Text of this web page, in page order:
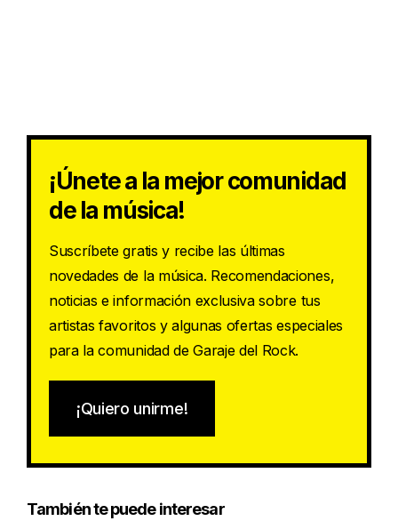
¡Únete a la mejor comunidad
de la música!
Suscríbete gratis y recibe las últimas
novedades de la música. Recomendaciones,
noticias e información exclusiva sobre tus
artistas favoritos y algunas ofertas especiales
para la comunidad de Garaje del Rock.
¡Quiero unirme!
También te puede interesar